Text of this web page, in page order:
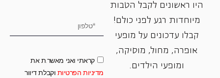
היו ראשונים לקבל הטבות
מיוחדות רגע לפני כולם!
קבלו עדכונים על מופעי
אופרה, ‏מחול, ‏מוסיקה,
ומופעי הילדים.
קראתי ואני מאשר.ת את
מדיניות הפרטיות וקבלת דיוור